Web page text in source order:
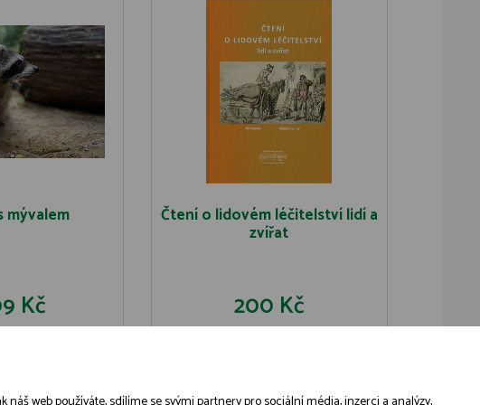
mývalem
Kč
Čtení o lidovém léčitelství lidí a
zvířat
200 Kč